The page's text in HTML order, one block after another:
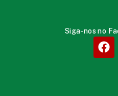
Siga-nos no